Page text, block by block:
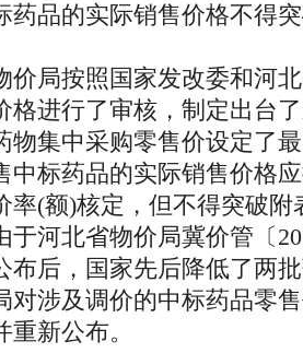
药品的实际销售价格不得
局按照国家发改委和河北
格进行了审核，制定出台
物集中采购零售价设定了
中标药品的实际销售价格
率(额)核定，但不得突破附
于河北省物价局冀价管〔
布后，国家先后降低了两
对涉及调价的中标药品零
新公布。